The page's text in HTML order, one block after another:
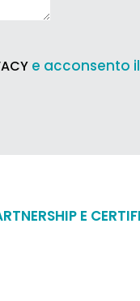
e acconsento
E